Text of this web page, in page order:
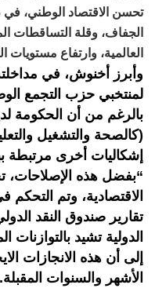
تحسن الاقتصاد الوطني،
الجفاف، وقلة التساقطات
العالمية، وارتفاع مستويات
وأبرز أخنوش، في
لمنتخبي حزب التجمع
بالرغم من أن الحكومة
(كالصحة والتشغيل
إشكاليات أخرى مرتبطة
“بفضل هذه
الاقتصادية، وتم
تقارير صندوق النقد
الدولية تشيد بالتوازنات
إلى أن هذه الانجازات
الأشهر والسنوات المقبلة.